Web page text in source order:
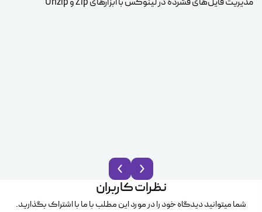
نظرات کاربران
شما میتوانید دیدگاه خود را در مورد این مطلب با ما با اشتراک بگذارید.